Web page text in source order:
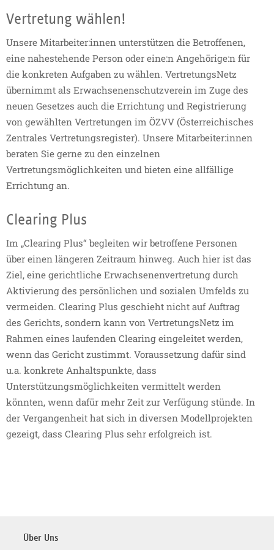
Vertretung wählen!
Unsere Mitarbeiter:innen unterstützen die Betroffenen,
eine nahestehende Person oder eine:n Angehörige:n für
die konkreten Aufgaben zu wählen. VertretungsNetz
übernimmt als Erwachsenenschutzverein im Zuge des
neuen Gesetzes auch die Errichtung und Registrierung
von gewählten Vertretungen im ÖZVV (Österreichisches
Zentrales Vertretungsregister). Unsere Mitarbeiter:innen
beraten Sie gerne zu den einzelnen
Vertretungsmöglichkeiten und bieten eine allfällige
Errichtung an.
Clearing Plus
Im „Clearing Plus“ begleiten wir betroffene Personen
über einen längeren Zeitraum hinweg. Auch hier ist das
Ziel, eine gerichtliche Erwachsenenvertretung durch
Aktivierung des persönlichen und sozialen Umfelds zu
vermeiden. Clearing Plus geschieht nicht auf Auftrag
des Gerichts, sondern kann von VertretungsNetz im
Rahmen eines laufenden Clearing eingeleitet werden,
wenn das Gericht zustimmt. Voraussetzung dafür sind
u.a. konkrete Anhaltspunkte, dass
Unterstützungsmöglichkeiten vermittelt werden
könnten, wenn dafür mehr Zeit zur Verfügung stünde. In
der Vergangenheit hat sich in diversen Modellprojekten
gezeigt, dass Clearing Plus sehr erfolgreich ist.
Über Uns